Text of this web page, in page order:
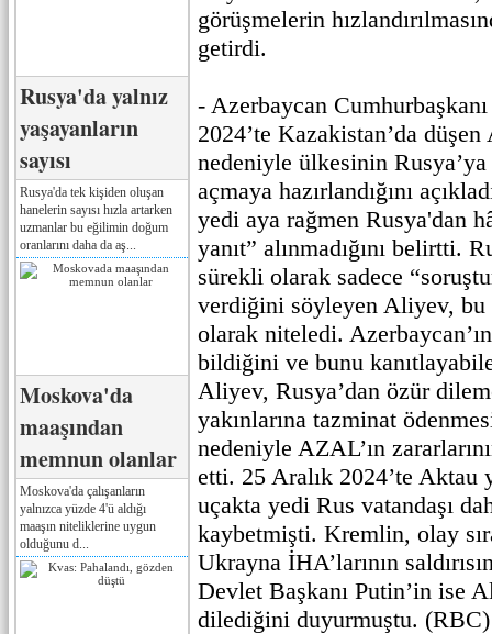
Rusya'da yalnız
yaşayanların
sayısı
Rusya'da tek kişiden oluşan
hanelerin sayısı hızla artarken
uzmanlar bu eğilimin doğum
oranlarını daha da aş...
Moskova'da
maaşından
memnun olanlar
Moskova'da çalışanların
yalnızca yüzde 4'ü aldığı
maaşın niteliklerine uygun
olduğunu d...
görüşmelerin
getirdi.
- Azerbaycan
2024’te Kazakistan’da
nedeniyle ülkesinin Rusya’ya
açmaya hazırlandığını
yedi aya rağmen Rusya'dan
yanıt” alınmadığını belirtti.
sürekli olarak sadece
verdiğini söyleyen Aliyev, bu
olarak niteledi.
bildiğini ve bunu
Aliyev, Rusya’dan özür
yakınlarına tazminat
nedeniyle AZAL’ın
etti. 25 Aralık 2024’te Aktau
uçakta yedi Rus vatandaşı
kaybetmişti. Kremlin, olay
Ukrayna İHA’larının
Devlet Başkanı Putin’in ise
dilediğini duyurmuştu. (RBC)